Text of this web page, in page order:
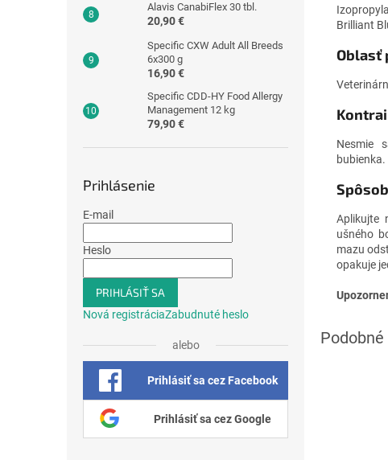
Alavis CanabiFlex 30 tbl.
20,90 €
Specific CXW Adult All Breeds
6x300 g
16,90 €
Specific CDD-HY Food Allergy
Management 12 kg
79,90 €
Prihlásenie
E-mail
Heslo
PRIHLÁSIŤ SA
Nová registráciaZabudnuté heslo
alebo
Prihlásiť sa cez Facebook
Prihlásiť sa cez Google
Brilliant
Oblasť
Nesmie
bubienka.
Aplikujte
ušného
mazu
opakuje